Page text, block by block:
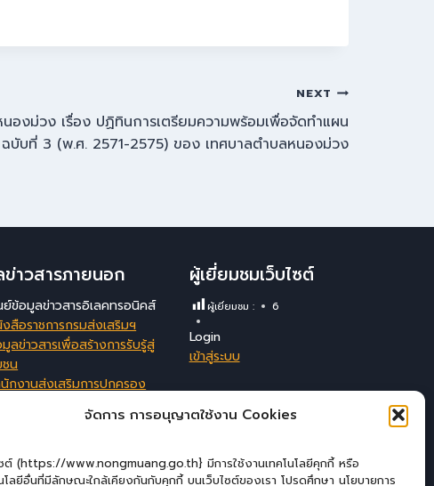
จัดการ การอนุญาตใช้งาน Cookies
ต์ (https://www.nongmuang.go.th} มีการใช้งานเทคโนโลยีคุกกี้ หรือ
โลยีอื่นที่มีลักษณะใกล้เคียงกันกับคุกกี้ บนเว็บไซต์ของเรา โปรดศึกษา นโยบายการ
NEXT
นองม่วง เรื่อง ปฏิทินการเตรียมความพร้อมเพื่อจัดทำแผน
บที่ 3 (พ.ศ. 2571-2575) ของ เทศบาลตำบลหนองม่วง
าวสารภายนอก
ข้อมูลข่าวสารอิเลคทรอนิคส์
สือราชการกรมส่งเสริมฯ
ลข่าวสารเพื่อสร้างการรับรู้สู่
น
กงานส่งเสริมการปกครอง
ะบบสารสนเทศสนับสนุนการ
ผู้เยี่ยมชมเว็บไซต์
ผู้เยี่ยมชม : 6
Login
เข้าสู่ระบบ